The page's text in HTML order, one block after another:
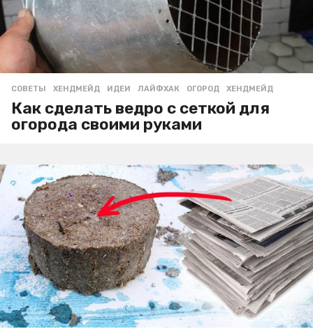
СОВЕТЫ ,ХЕНДМЕЙД ИДЕИ ,ЛАЙФХАК ,ОГОРОД ,ХЕНДМЕЙД
Как сделать ведро с сеткой для
огорода своими руками